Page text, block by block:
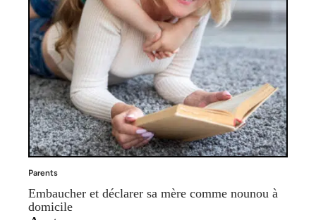
Parents
Embaucher et déclarer sa mère comme nounou à
domicile